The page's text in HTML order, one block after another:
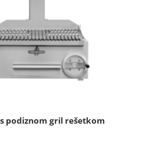
podiznom gril rešetkom